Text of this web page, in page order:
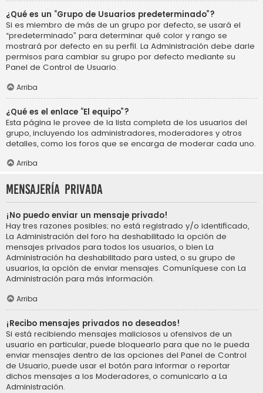
¿Qué es un “Grupo de Usuarios predeterminado”?
Si es miembro de más de un grupo por defecto, se usará el
“predeterminado” para determinar qué color y rango se
mostrará por defecto en su perfil. La Administración debe darle
permisos para cambiar su grupo por defecto mediante su
Panel de Control de Usuario.
Arriba
¿Qué es el enlace “El equipo”?
Esta página le provee de la lista completa de los usuarios del
grupo, incluyendo los administradores, moderadores y otros
detalles, como los foros que se encarga de moderar cada uno.
Arriba
Mensajería privada
¡No puedo enviar un mensaje privado!
Hay tres razones posibles; no está registrado y/o identificado,
La Administración del foro ha deshabilitado la opción de
mensajes privados para todos los usuarios, o bien La
Administración ha deshabilitado para usted, o su grupo de
usuarios, la opción de enviar mensajes. Comuníquese con La
Administración para más información.
Arriba
¡Recibo mensajes privados no deseados!
Si está recibiendo mensajes maliciosos u ofensivos de un
usuario en particular, puede bloquearlo para que no le pueda
enviar mensajes dentro de las opciones del Panel de Control
de Usuario, puede usar el botón para informar o reportar
dichos mensajes a los Moderadores, o comunicarlo a La
Administración.